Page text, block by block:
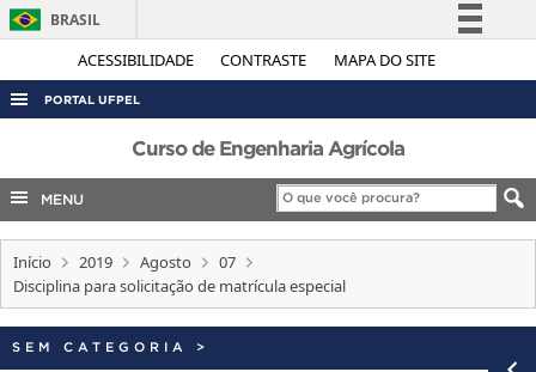
ACESSIBILIDADE CONTRASTE MAPA DO SITE
BRASIL
Simplifique!
Acesso à informação
Legislação
Canais
PORTAL UFPEL
ACESSO À INFORMAÇÃO
AUDITORIA
COBALTO
CONCURSOS
INTERNACIONAL
Curso de Engenharia Agrícola
MENU
Início 2019 Agosto
07
Disciplina para solicitação de matrícula especial
SEM CATEGORIA >